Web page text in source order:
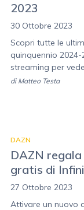
2023
30 Ottobre 2023
Scopri tutte le
quinquennio
streaming per
di Matteo Testa
DAZN
DAZN regala
gratis di
27 Ottobre 2023
Attivare un nuovo